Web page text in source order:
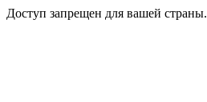
Доступ запрещен для вашей страны.